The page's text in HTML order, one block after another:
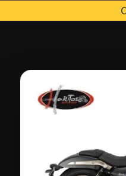
V 125
Η νέα γενιά
Ένα επίπεδο